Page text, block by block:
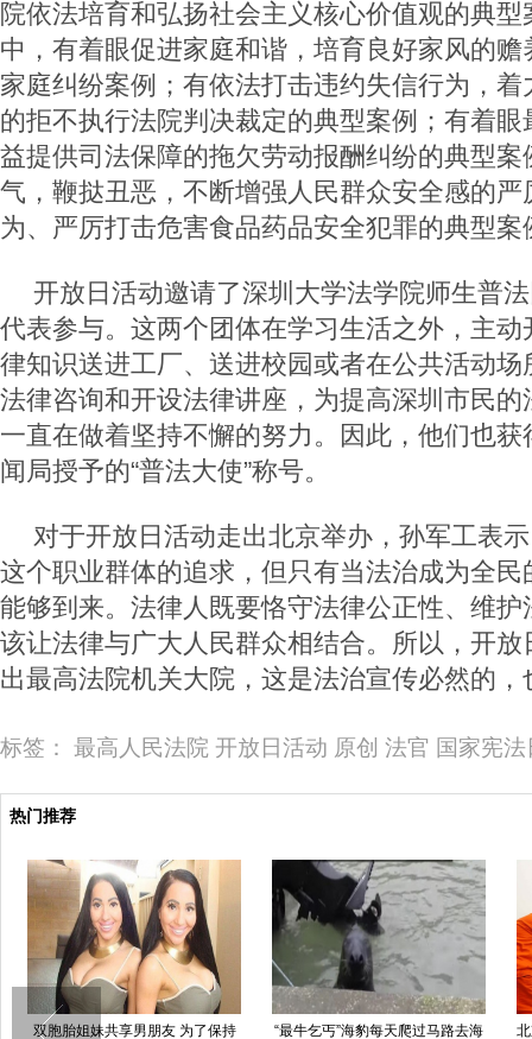
院依法培育和弘扬社会主义核心价值观的典
中，有着眼促进家庭和谐，培育良好家风的
家庭纠纷案例；有依法打击违约失信行为，
的拒不执行法院判决裁定的典型案例；有着
益提供司法保障的拖欠劳动报酬纠纷的典型
气，鞭挞丑恶，不断增强人民群众安全感的
为、严厉打击危害食品药品安全犯罪的典型案
开放日活动邀请了深圳大学法学院师生普
代表参与。这两个团体在学习生活之外，主
律知识送进工厂、送进校园或者在公共活动
法律咨询和开设法律讲座，为提高深圳市民
一直在做着坚持不懈的努力。因此，他们也
闻局授予的“普法大使”称号。
对于开放日活动走出北京举办，孙军工表
这个职业群体的追求，但只有当法治成为全
能够到来。法律人既要恪守法律公正性、维
该让法律与广大人民群众相结合。所以，开
出最高法院机关大院，这是法治宣传必然的，
标签： 最高人民法院 开放日活动 原创 法官 国家宪法
热门推荐
双胞胎姐妹共享男朋友 为了保持
“最牛乞丐”海豹每天爬过马路去海